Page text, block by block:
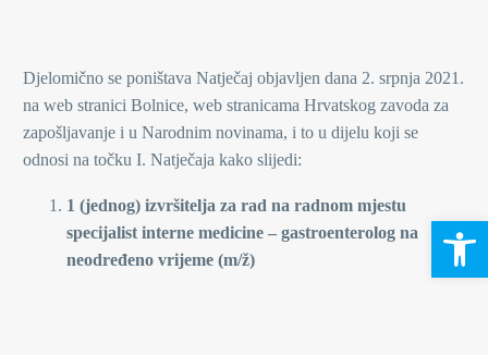
Djelomično se poništava Natječaj objavljen dana 2. srpnja 2021.
na web stranici Bolnice, web stranicama Hrvatskog zavoda za
zapošljavanje i u Narodnim novinama, i to u dijelu koji se
odnosi na točku I. Natječaja kako slijedi:
1 (jednog) izvršitelja za rad na radnom mjestu
specijalist interne medicine – gastroenterolog na
neodređeno vrijeme (m/ž)